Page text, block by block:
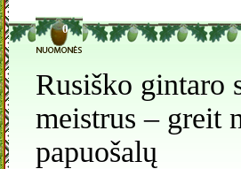
0
Rusiško gintaro
meistrus – greit
papuošalų